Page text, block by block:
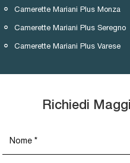
Camerette Mariani Plus Monza
Camerette Mariani Plus Seregno
Camerette Mariani Plus Varese
Richiedi